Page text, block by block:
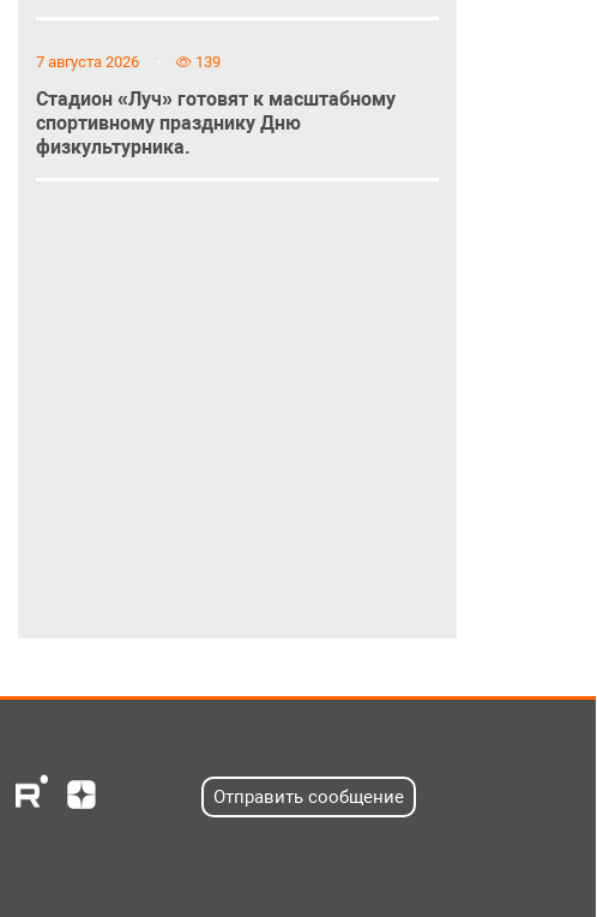
7 августа 2026 139
Стадион «Луч» готовят к масштабному
спортивному празднику Дню
физкультурника.
Отправить сообщение